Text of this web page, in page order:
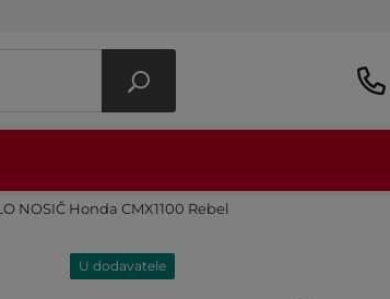
NOSIČ Honda CMX1100 Rebel
U dodavatele